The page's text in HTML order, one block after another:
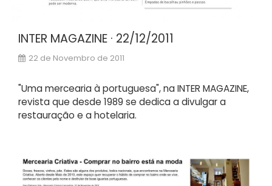
INTER MAGAZINE · 22/12/2011
22 de Novembro de 2011
"Uma mercearia à portuguesa", na INTER MAGAZINE,
revista que desde 1989 se dedica a divulgar a
restauração e a hotelaria.